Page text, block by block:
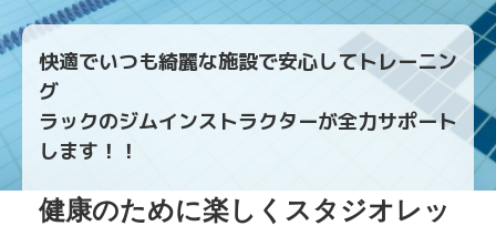
快適でいつも綺麗な施設で安心してトレーニン
グ
ラックのジムインストラクターが全力サポート
します！！
健康のために楽しくスタジオレッ